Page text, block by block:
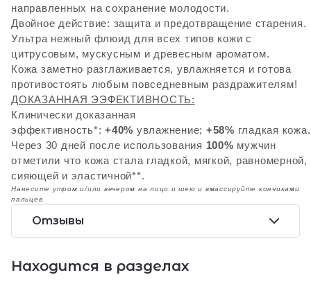
направленных на сохранение молодости.
Двойное действие: защита и предотвращение старения.
Ультра нежный флюид для всех типов кожи с
цитрусовым, мускусным и древесным ароматом.
Кожа заметно разглаживается, увлажняется и готова
противостоять любым повседневным раздражителям!
ДОКАЗАННАЯ ЭЭФЕКТИВНОСТЬ:
Клинически доказанная
эффективность*: +40% увлажнение; +58% гладкая кожа.
Через 30 дней после использования 100% мужчин
отметили что кожа стала гладкой, мягкой, равномерной,
сияющей и эластичной**.
Нанесите утром и/или вечером на лицо и шею и вмассируйте кончиками
пальцев
Отзывы
Находится в разделах